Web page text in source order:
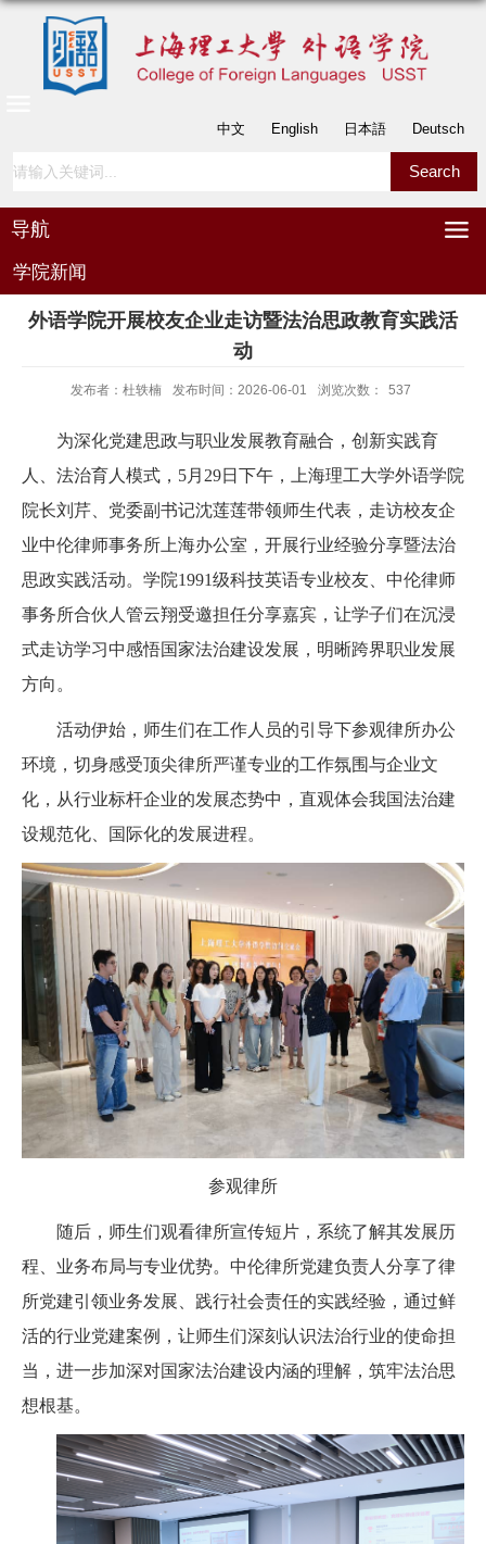
中文 English 日本語 Deutsch
导航
学院新闻
外语学院开展校友企业走访暨法治思政教育实践活
动
发布者：杜轶楠 发布时间：2026-06-01 浏览次数： 537
为深化党建思政与职业发展教育融合，创新实践育
人、法治育人模式，5月29日下午，上海理工大学外语学院
院长刘芹、党委副书记沈莲莲带领师生代表，走访校友企
业中伦律师事务所上海办公室，开展行业经验分享暨法治
思政实践活动。学院1991级科技英语专业校友、中伦律师
事务所合伙人管云翔受邀担任分享嘉宾，让学子们在沉浸
式走访学习中感悟国家法治建设发展，明晰跨界职业发展
方向。
活动伊始，师生们在工作人员的引导下参观律所办公
环境，切身感受顶尖律所严谨专业的工作氛围与企业文
化，从行业标杆企业的发展态势中，直观体会我国法治建
设规范化、国际化的发展进程。
参观律所
随后，师生们观看律所宣传短片，系统了解其发展历
程、业务布局与专业优势。中伦律所党建负责人分享了律
所党建引领业务发展、践行社会责任的实践经验，通过鲜
活的行业党建案例，让师生们深刻认识法治行业的使命担
当，进一步加深对国家法治建设内涵的理解，筑牢法治思
想根基。